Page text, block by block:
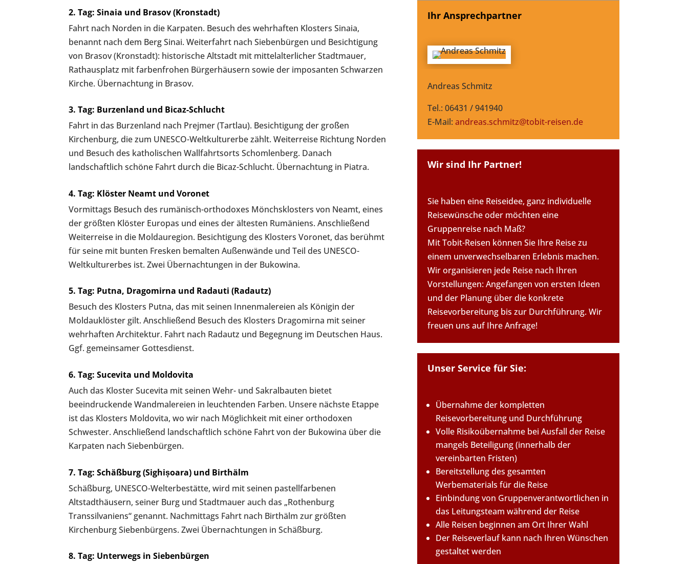
2. Tag: Sinaia und Brasov (Kronstadt)
Fahrt nach Norden in die Karpaten. Besuch des wehrhaften Klosters Sinaia,
benannt nach dem Berg Sinai. Weiterfahrt nach Siebenbürgen und Besichtigung
von Brasov (Kronstadt): historische Altstadt mit mittelalterlicher Stadtmauer,
Rathausplatz mit farbenfrohen Bürgerhäusern sowie der imposanten Schwarzen
Kirche. Übernachtung in Brasov.
3. Tag: Burzenland und Bicaz-Schlucht
Fahrt in das Burzenland nach Prejmer (Tartlau). Besichtigung der großen
Kirchenburg, die zum UNESCO-Weltkulturerbe zählt. Weiterreise Richtung Norden
und Besuch des katholischen Wallfahrtsorts Schomlenberg. Danach
landschaftlich schöne Fahrt durch die Bicaz-Schlucht. Übernachtung in Piatra.
4. Tag: Klöster Neamt und Voronet
Vormittags Besuch des rumänisch-orthodoxes Mönchsklosters von Neamt, eines
der größten Klöster Europas und eines der ältesten Rumäniens. Anschließend
Weiterreise in die Moldauregion. Besichtigung des Klosters Voronet, das berühmt
für seine mit bunten Fresken bemalten Außenwände und Teil des UNESCO-
Weltkulturerbes ist. Zwei Übernachtungen in der Bukowina.
5. Tag: Putna, Dragomirna und Radauti (Radautz)
Besuch des Klosters Putna, das mit seinen Innenmalereien als Königin der
Moldauklöster gilt. Anschließend Besuch des Klosters Dragomirna mit seiner
wehrhaften Architektur. Fahrt nach Radautz und Begegnung im Deutschen Haus.
Ggf. gemeinsamer Gottesdienst.
6. Tag: Sucevita und Moldovita
Auch das Kloster Sucevita mit seinen Wehr- und Sakralbauten bietet
beeindruckende Wandmalereien in leuchtenden Farben. Unsere nächste Etappe
ist das Klosters Moldovita, wo wir nach Möglichkeit mit einer orthodoxen
Schwester. Anschließend landschaftlich schöne Fahrt von der Bukowina über die
Karpaten nach Siebenbürgen.
7. Tag: Schäßburg (Sighișoara) und Birthälm
Schäßburg, UNESCO-Welterbestätte, wird mit seinen pastellfarbenen
Altstadthäusern, seiner Burg und Stadtmauer auch das „Rothenburg
Transsilvaniens“ genannt. Nachmittags Fahrt nach Birthälm zur größten
Kirchenburg Siebenbürgens. Zwei Übernachtungen in Schäßburg.
8. Tag: Unterwegs in Siebenbürgen
Ihr Ansprechpartner
Andreas Schmitz
Tel.: 06431 / 941940
E-Mail: andreas.schmitz@tobit-reisen.de
Wir sind Ihr Partner!
Sie haben eine Reiseidee, ganz individuelle
Reisewünsche oder möchten eine
Gruppenreise nach Maß?
Mit Tobit-Reisen können Sie Ihre Reise zu
einem unverwechselbaren Erlebnis machen.
Wir organisieren jede Reise nach Ihren
Vorstellungen: Angefangen von ersten Ideen
und der Planung über die konkrete
Reisevorbereitung bis zur Durchführung. Wir
freuen uns auf Ihre Anfrage!
Unser Service für Sie:
Übernahme der kompletten
Reisevorbereitung und Durchführung
Volle Risikoübernahme bei Ausfall der Reise
mangels Beteiligung (innerhalb der
vereinbarten Fristen)
Bereitstellung des gesamten
Werbematerials für die Reise
Einbindung von Gruppenverantwortlichen in
das Leitungsteam während der Reise
Alle Reisen beginnen am Ort Ihrer Wahl
Der Reiseverlauf kann nach Ihren Wünschen
gestaltet werden